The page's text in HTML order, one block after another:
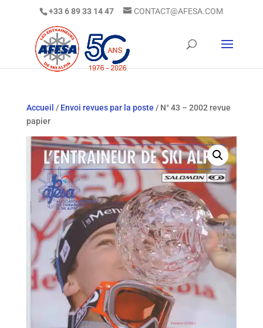
+33 6 89 33 14 47 CONTACT@AFESA.COM
Accueil / Envoi revues par la poste / N° 43 – 2002 revue
papier